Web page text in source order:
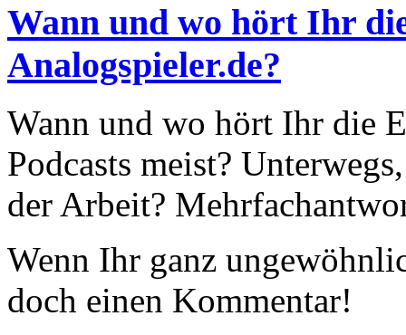
Wann und wo hört Ihr
Analogspieler.de?
Wann und wo hört Ihr die
Podcasts meist?
der Arbeit?
Wenn Ihr ganz
doch einen Kommentar!